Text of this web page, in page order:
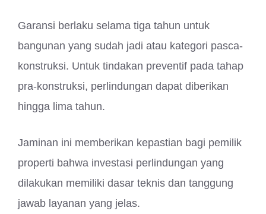
Garansi berlaku selama tiga tahun untuk
bangunan yang sudah jadi atau kategori pasca-
konstruksi. Untuk tindakan preventif pada tahap
pra-konstruksi, perlindungan dapat diberikan
hingga lima tahun.
Jaminan ini memberikan kepastian bagi pemilik
properti bahwa investasi perlindungan yang
dilakukan memiliki dasar teknis dan tanggung
jawab layanan yang jelas.